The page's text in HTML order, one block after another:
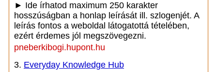
► Ide írhatod maximum 250 karakter
hosszúságban a honlap leírását ill. szlogenjét. A
leírás fontos a weboldal látogatottá tételében,
ezért érdemes jól megszövegezni.
pneberkibogi.hupont.hu
3. Everyday Knowledge Hub